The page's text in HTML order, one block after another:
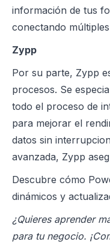
información de tus
conectando
Zypp
Por su parte, Zypp
procesos. Se
todo el proceso de
para mejorar el
datos sin
avanzada, Zypp
Descubre cómo
dinámicos y
¿Quieres aprender
para tu negocio.